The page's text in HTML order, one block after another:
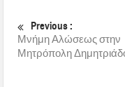
Previous :
Μνήμη Αλώσεως στην
Μητρόπολη